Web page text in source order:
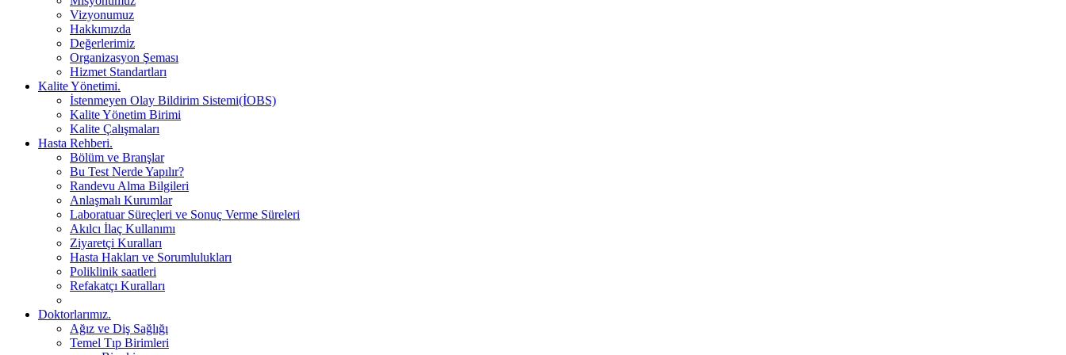
Vizyonumuz
Hakkımızda
Değerlerimiz
Organizasyon Şeması
Hizmet Standartları
Kalite Yönetimi.
İstenmeyen Olay Bildirim Sistemi(İOBS)
Kalite Yönetim Birimi
Kalite Çalışmaları
Hasta Rehberi.
Bölüm ve Branşlar
Bu Test Nerde Yapılır?
Randevu Alma Bilgileri
Anlaşmalı Kurumlar
Laboratuar Süreçleri ve Sonuç Verme Süreleri
Akılcı İlaç Kullanımı
Ziyaretçi Kuralları
Hasta Hakları ve Sorumlulukları
Poliklinik saatleri
Refakatçı Kuralları
Doktorlarımız.
Ağız ve Diş Sağlığı
Temel Tıp Birimleri